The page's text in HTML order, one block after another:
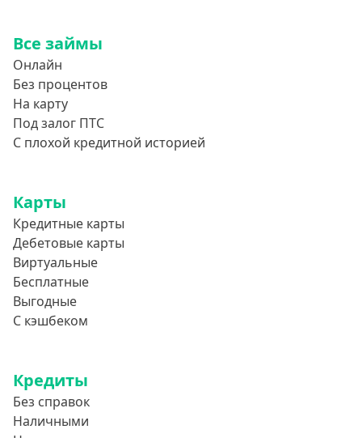
Все займы
Онлайн
Без процентов
На карту
Под залог ПТС
С плохой кредитной историей
Карты
Кредитные карты
Дебетовые карты
Виртуальные
Бесплатные
Выгодные
С кэшбеком
Кредиты
Без справок
Наличными